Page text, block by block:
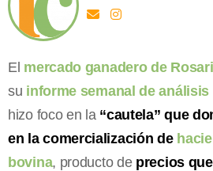
El mercado ganadero de
su informe semanal de
hizo foco en la “cautela” que
en la comercialización de
bovina, producto de precios